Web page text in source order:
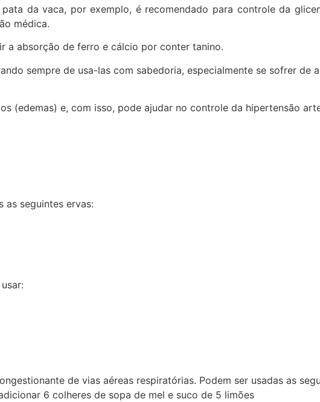
da vaca, por exemplo, é recomendado para controle da
médica.
a absorção de ferro e cálcio por conter tanino.
sempre de usa-las com sabedoria, especialmente se sofrer de
(edemas) e, com isso, pode ajudar no controle da hipertensão
as seguintes ervas:
de vias aéreas respiratórias. Podem ser usadas as
6 colheres de sopa de mel e suco de 5 limões